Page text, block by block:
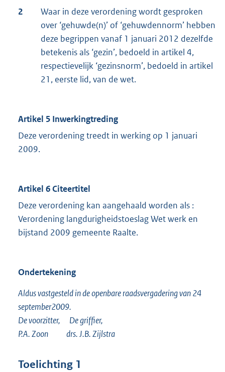
2
Waar in deze verordening wordt gesproken
over ‘gehuwde(n)’ of ‘gehuwdennorm’ hebben
deze begrippen vanaf 1 januari 2012 dezelfde
betekenis als ‘gezin’, bedoeld in artikel 4,
respectievelijk ‘gezinsnorm’, bedoeld in artikel
21, eerste lid, van de wet.
Artikel 5 Inwerkingtreding
Deze verordening treedt in werking op 1 januari
2009.
Artikel 6 Citeertitel
Deze verordening kan aangehaald worden als :
Verordening langdurigheidstoeslag Wet werk en
bijstand 2009 gemeente Raalte.
Ondertekening
Aldus vastgesteld in de openbare raadsvergadering van 24
september2009.
De voorzitter, De griffier,
P.A. Zoon drs. J.B. Zijlstra
Toelichting 1